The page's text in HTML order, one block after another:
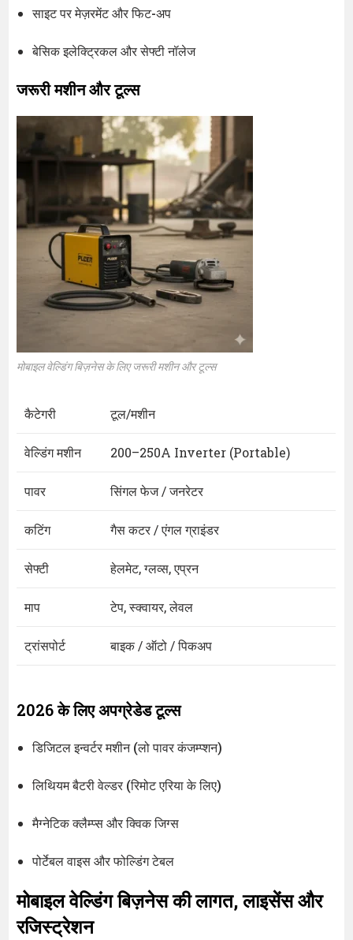
साइट पर मेज़रमेंट और फिट-अप
बेसिक इलेक्ट्रिकल और सेफ्टी नॉलेज
जरूरी मशीन और टूल्स
मोबाइल वेल्डिंग बिज़नेस के लिए जरूरी मशीन और टूल्स
कैटेगरी टूल/मशीन
वेल्डिंग मशीन 200–250A Inverter (Portable)
पावर सिंगल फेज / जनरेटर
कटिंग गैस कटर / एंगल ग्राइंडर
सेफ्टी हेलमेट, ग्लव्स, एप्रन
माप टेप, स्क्वायर, लेवल
ट्रांसपोर्ट बाइक / ऑटो / पिकअप
2026 के लिए अपग्रेडेड टूल्स
डिजिटल इन्वर्टर मशीन (लो पावर कंजम्प्शन)
लिथियम बैटरी वेल्डर (रिमोट एरिया के लिए)
मैग्नेटिक क्लैम्प्स और क्विक जिग्स
पोर्टेबल वाइस और फोल्डिंग टेबल
मोबाइल वेल्डिंग बिज़नेस की लागत, लाइसेंस और
रजिस्ट्रेशन